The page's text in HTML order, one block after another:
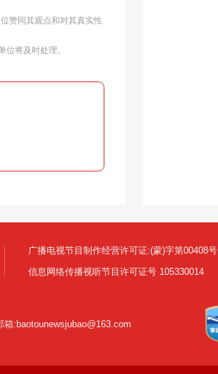
赞同其观点和对其真实性
将及时处理。
广播电视节目制作经营许可证:(蒙)字第00408号
信息网络传播视听节目许可证号 105330014
箱:baotounewsjubao@163.com